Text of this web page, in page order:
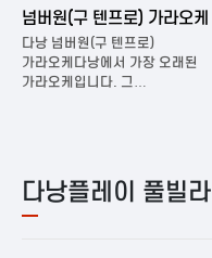
넘버원(구 텐프로) 가라오케
다낭 넘버원(구 텐프로)
가라오케다낭에서 가장 오래된
가라오케입니다. 그…
다낭플레이 풀빌라